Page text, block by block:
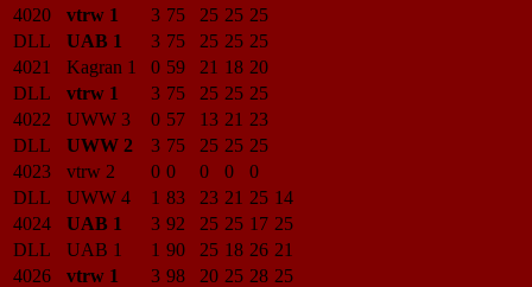
4020
vtrw 1 3 75 25 25 25
DLL
UAB 1 3 75 25 25 25
4021
Kagran 1 0 59 21 18 20
DLL
vtrw 1 3 75 25 25 25
4022
UWW 3 0 57 13 21 23
DLL
UWW 2 3 75 25 25 25
4023
vtrw 2 0 0 0 0
0
DLL
UWW 4 1 83 23 21 25 14
4024
UAB 1 3 92 25 25 17 25
DLL
UAB 1 1 90 25 18 26 21
4026
vtrw 1 3 98 20 25 28 25